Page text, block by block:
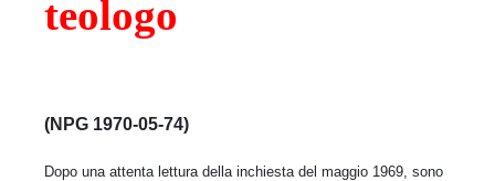
teologo
(NPG 1970-05-74)
Dopo una attenta lettura della inchiesta del maggio 1969, sono